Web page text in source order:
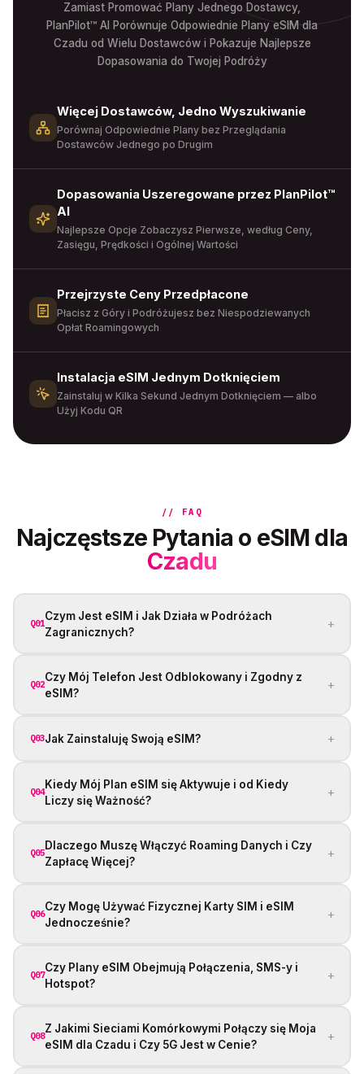
Zamiast Promować Plany Jednego Dostawcy,
PlanPilot™ AI Porównuje Odpowiednie Plany eSIM dla
Czadu od Wielu Dostawców i Pokazuje Najlepsze
Dopasowania do Twojej Podróży
Więcej Dostawców, Jedno Wyszukiwanie
Porównaj Odpowiednie Plany bez Przeglądania
Dostawców Jednego po Drugim
Dopasowania Uszeregowane przez PlanPilot™
AI
Najlepsze Opcje Zobaczysz Pierwsze, według Ceny,
Zasięgu, Prędkości i Ogólnej Wartości
Przejrzyste Ceny Przedpłacone
Płacisz z Góry i Podróżujesz bez Niespodziewanych
Opłat Roamingowych
Instalacja eSIM Jednym Dotknięciem
Zainstaluj w Kilka Sekund Jednym Dotknięciem — albo
Użyj Kodu QR
// FAQ
Najczęstsze Pytania o eSIM dla
Czadu
Q01
Czym Jest eSIM i Jak Działa w Podróżach
Zagranicznych?
+
Q02
Czy Mój Telefon Jest Odblokowany i Zgodny z
eSIM?
+
Q03Jak Zainstaluję Swoją eSIM? +
Q04
Kiedy Mój Plan eSIM się Aktywuje i od Kiedy
Liczy się Ważność?
+
Q05
Dlaczego Muszę Włączyć Roaming Danych i Czy
Zapłacę Więcej?
+
Q06
Czy Mogę Używać Fizycznej Karty SIM i eSIM
Jednocześnie?
+
Q07
Czy Plany eSIM Obejmują Połączenia, SMS-y i
Hotspot?
+
Q08
Z Jakimi Sieciami Komórkowymi Połączy się Moja
eSIM dla Czadu i Czy 5G Jest w Cenie?
+